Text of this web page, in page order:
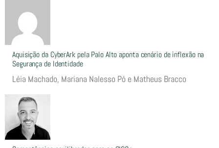
Aquisição da CyberArk pela Palo Alto aponta cenário de inflexão na
Segurança de Identidade
Léia Machado, Mariana Nalesso Pó e Matheus Bracco